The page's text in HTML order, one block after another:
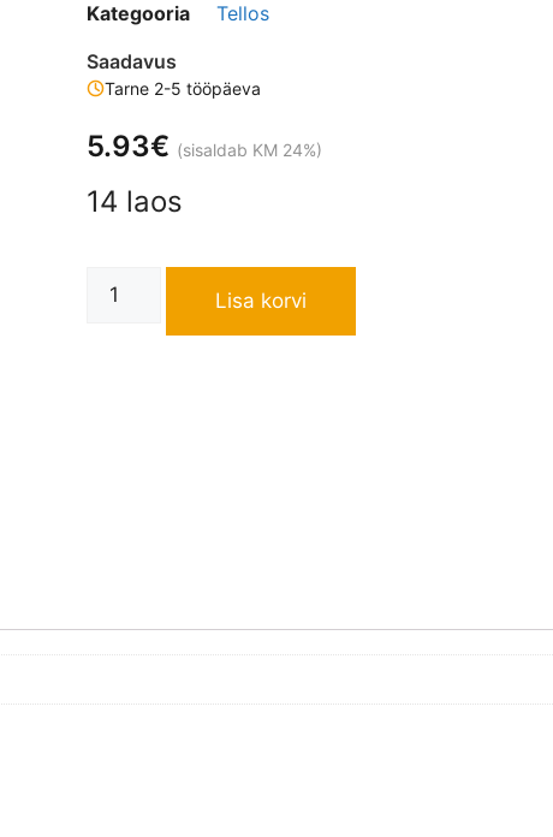
Kategooria
Tellos
Saadavus
Tarne 2-5 tööpäeva
5.93€ (sisaldab KM 24%)
14 laos
Lisa korvi